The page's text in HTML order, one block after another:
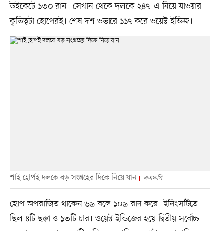
উইকেটে ১৩০ রান। সেখান থেকে দলকে ২৪৭-এ নিয়ে যাওয়ার
কৃতিত্বটা হোপেরই। শেষ দশ ওভারে ১১৭ করে ওয়েস্ট ইন্ডিজ।
শাই হোপই দলকে বড় সংগ্রহের দিকে নিয়ে যান এএফপি
হোপ অপরাজিত থাকেন ৬৯ বলে ১০৯ রান করে। ইনিংসটিতে
ছিল ৪টি ছক্কা ও ১৩টি চার। ওয়েস্ট ইন্ডিজের হয়ে দ্বিতীয় সর্বোচ্চ